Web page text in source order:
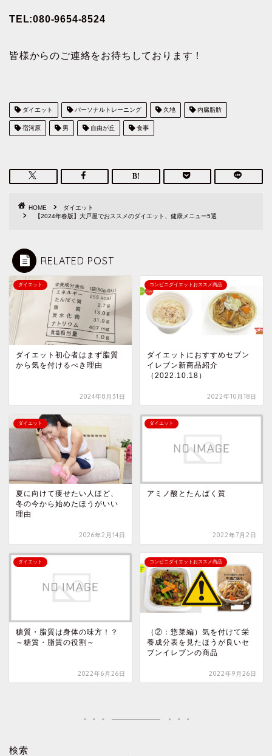
TEL:080-9654-8524
皆様からのご連絡をお待ちしております！
ダイエット パーソナルトレーニング 久地 内臓脂肪
宿河原 男 自由が丘 食事
HOME
ダイエット
【2024年春版】大戸屋でおススメのダイエット、健康メニュー5選
RELATED POST
ダイエット
ダイエット初心者はまず脂質
から気を付けるべき理由
2024年8月31日
コンビニダイエットおススメ商品
ダイエットにおすすめセブン
イレブン新商品紹介
（2022.10.18）
2022年10月18日
ダイエット
夏に向けて痩せたい人ほど、
冬の今から始めたほうがいい
理由
2026年2月14日
ダイエット
アミノ酸とたんぱく質
2022年7月2日
ダイエット
糖質・脂質は身体の味方！？
～糖質・脂質の役割～
2022年6月26日
コンビニダイエットおススメ商品
（②：惣菜編）気を付けて栄
養成分表を見たほうが良いセ
ブンイレブンの商品
2022年9月26日
検索